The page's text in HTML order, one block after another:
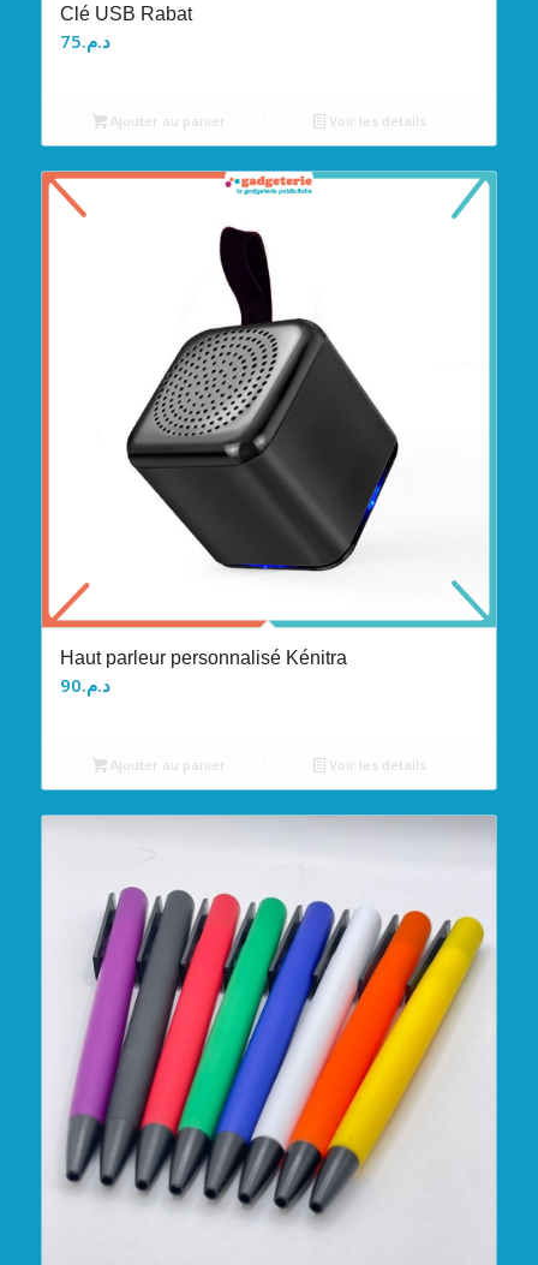
Clé USB Rabat
د.م.75
Ajouter au panier Voir les détails
Haut parleur personnalisé Kénitra
د.م.90
Ajouter au panier Voir les détails